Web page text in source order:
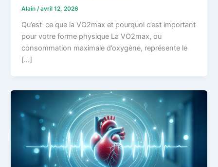
Alain/avril 12, 2026
Qu’est-ce que la VO2max et pourquoi c’est important
pour votre forme physique La VO2max, ou
consommation maximale d’oxygène, représente le
[…]